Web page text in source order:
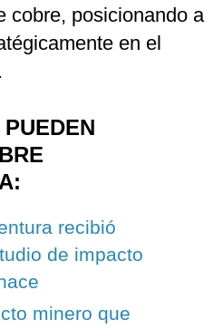
cobre, posicionando a
en el
.
recibió
de impacto
minero que